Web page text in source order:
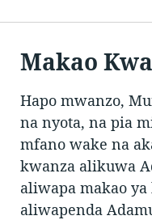
Makao
Hapo mwanzo,
na nyota, na pia
mfano wake na
kwanza alikuwa
aliwapa makao
aliwapenda